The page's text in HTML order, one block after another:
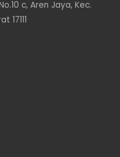
c, Aren Jaya, Kec.
17111